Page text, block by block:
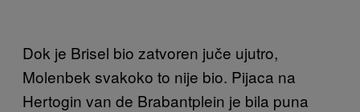
Dok je Brisel bio zatvoren juče ujutro,
Molenbek svakoko to nije bio. Pijaca na
Hertogin van de Brabantplein je bila puna